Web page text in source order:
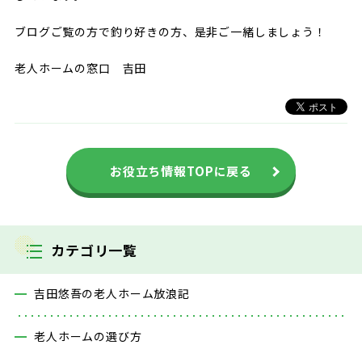
ブログご覧の方で釣り好きの方、是非ご一緒しましょう！
老人ホームの窓口 吉田
お役立ち情報TOPに戻る
カテゴリ一覧
吉田悠吾の老人ホーム放浪記
老人ホームの選び方